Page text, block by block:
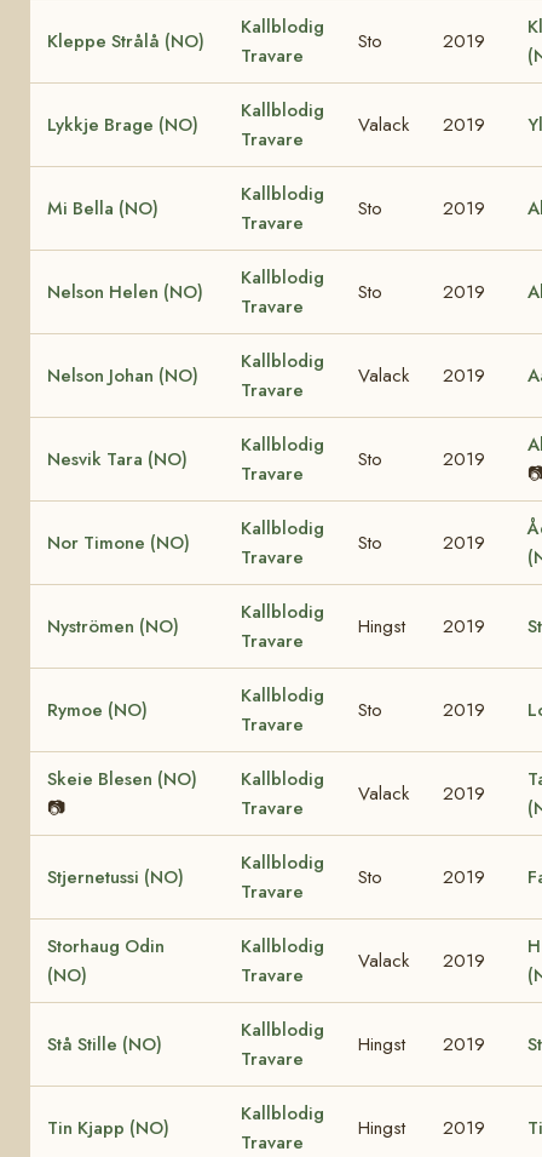
Kleppe Strålå (NO)
Kallblodig
Travare
Sto 2019
Lykkje Brage (NO)
Kallblodig
Travare
Valack 2019
Mi Bella (NO)
Kallblodig
Travare
Sto 2019
Nelson Helen (NO)
Kallblodig
Travare
Sto 2019
Nelson Johan (NO)
Kallblodig
Travare
Valack 2019
Nesvik Tara (NO)
Kallblodig
Travare
Sto 2019
Nor Timone (NO)
Kallblodig
Travare
Sto 2019
Nyströmen (NO)
Kallblodig
Travare
Hingst 2019
Rymoe (NO)
Kallblodig
Travare
Sto 2019
Skeie Blesen (NO)
📷
Kallblodig
Travare
Valack 2019
Stjernetussi (NO)
Kallblodig
Travare
Sto 2019
Storhaug Odin
(NO)
Kallblodig
Travare
Valack 2019
Stå Stille (NO)
Kallblodig
Travare
Hingst 2019
Tin Kjapp (NO)
Kallblodig
Travare
Hingst 2019